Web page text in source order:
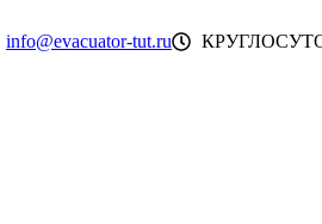
info@evacuator-tut.ru